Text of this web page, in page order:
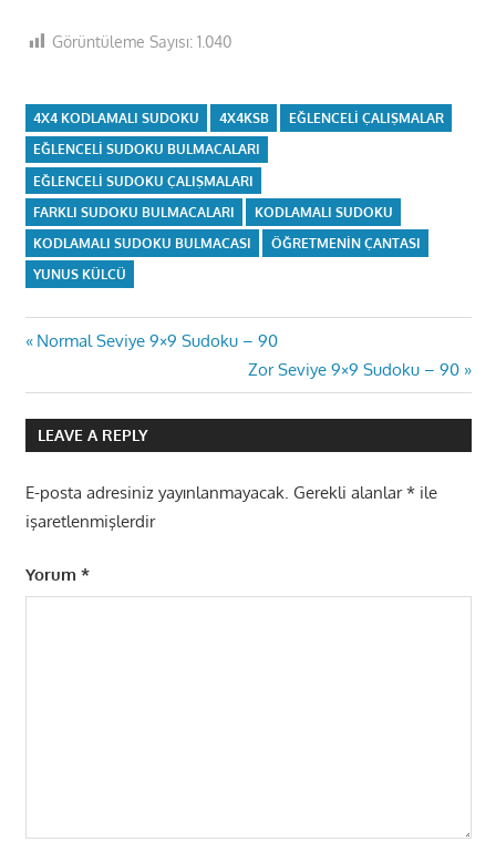
Görüntüleme Sayısı: 1.040
4X4 KODLAMALI SUDOKU 4X4KSB
EĞLENCELI ÇALIŞMALAR
EĞLENCELI SUDOKU BULMACALARI
EĞLENCELI SUDOKU ÇALIŞMALARI
FARKLI SUDOKU BULMACALARI
KODLAMALI SUDOKU
KODLAMALI SUDOKU BULMACASI
ÖĞRETMENIN ÇANTASI
YUNUS KÜLCÜ
Yazı
gezinmesi
Previous
Normal Seviye 9×9 Sudoku – 90
Next
Post:
Zor Seviye 9×9 Sudoku – 90
LEAVE A REPLY
E-posta adresiniz yayınlanmayacak. Gerekli alanlar*ile
işaretlenmişlerdir
Yorum *